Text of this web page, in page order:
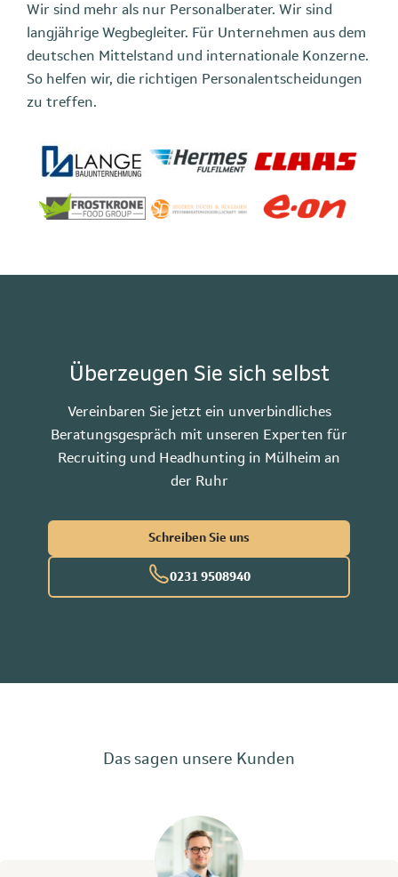
Wir sind mehr als nur Personalberater. Wir sind
langjährige Wegbegleiter. Für Unternehmen aus dem
deutschen Mittelstand und internationale Konzerne.
So helfen wir, die richtigen Personalentscheidungen
zu treffen.
Überzeugen Sie sich selbst
Vereinbaren Sie jetzt ein unverbindliches
Beratungsgespräch mit unseren Experten für
Recruiting und Headhunting in Mülheim an
der Ruhr
Schreiben Sie uns
0231 9508940
Das sagen unsere Kunden